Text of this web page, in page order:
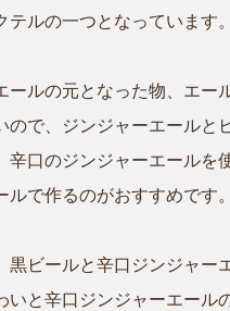
テルの一つとなっています
ールの元となった物、エー
ので、ジンジャーエールと
辛口のジンジャーエールを
ルで作るのがおすすめです
黒ビールと辛口ジンジャー
いと辛口ジンジャーエール